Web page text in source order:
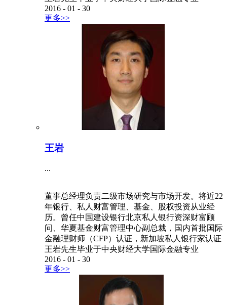
2016 - 01 - 30
更多>>
王岩
...
董事总经理负责二级市场研究与市场开发。将近22
年银行、私人财富管理、基金、股权投资从业经
历。曾任中国建设银行北京私人银行资深财富顾
问、华夏基金财富管理中心副总裁，国内首批国际
金融理财师（CFP）认证，新加坡私人银行家认证
王岩先生毕业于中央财经大学国际金融专业
2016 - 01 - 30
更多>>